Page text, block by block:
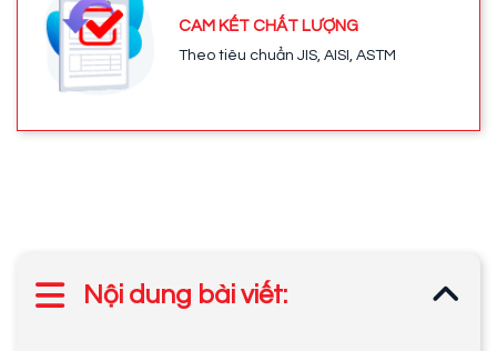
CAM KẾT CHẤT LƯỢNG
Theo tiêu chuẩn JIS, AISI, ASTM
Nội dung bài viết: